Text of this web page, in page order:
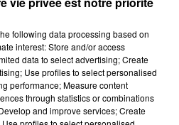
largement utilisées par les
bloquaient le port. Ils
il n’est pas exclu que des
le mouvement.
following data processing based on
interest: Store and/or access
data to select advertising; Create
Use profiles to select personalised
performance; Measure content
through statistics or combinations
and improve services; Create